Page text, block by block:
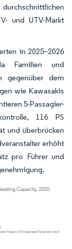
und UTV-Markt
in 2025–2026
Familien und
gegenüber dem
wie Kawasakis
5-Passagier-
116 PS
und überbrücken
erhöht
pro Führer und